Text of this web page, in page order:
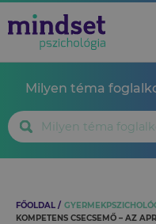
Milyen téma
FŐOLDAL
KOMPETENS CSECSEMŐ – AZ